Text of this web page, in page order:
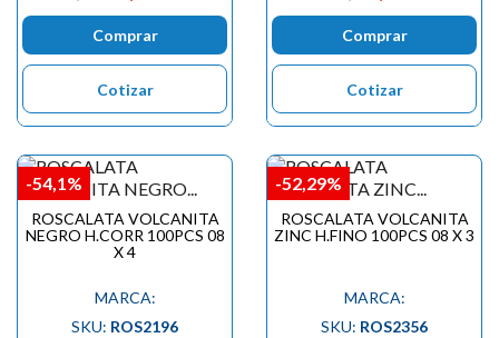
Comprar
Cotizar
Comprar
Cotizar
ROSCALATA VOLCANITA
NEGRO H.CORR 100PCS 08
X 4
MARCA:
SKU: ROS2196
-54,1%
ROSCALATA VOLCANITA
ZINC H.FINO 100PCS 08 X 3
MARCA:
SKU: ROS2356
-52,29%